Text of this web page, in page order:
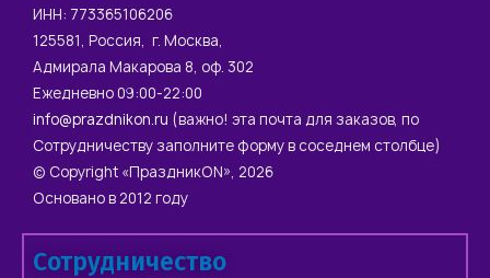
ИНН: 773365106206
125581, Россия, г. Москва,
Адмирала Макарова 8, оф. 302
Ежедневно 09:00-22:00
info@prazdnikon.ru (важно! эта почта для заказов, по
Сотрудничеству заполните форму в соседнем столбце)
© Copyright «ПраздникON», 2026
Основано в 2012 году
Сотрудничество